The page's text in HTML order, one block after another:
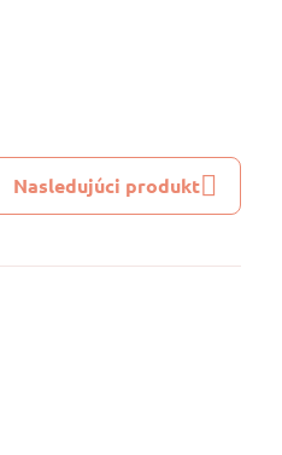
Nasledujúci produkt